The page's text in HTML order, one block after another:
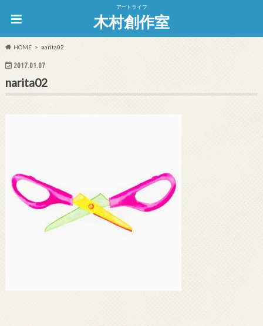
アートライフ
木村創作室
HOME narita02
2017.01.07
narita02